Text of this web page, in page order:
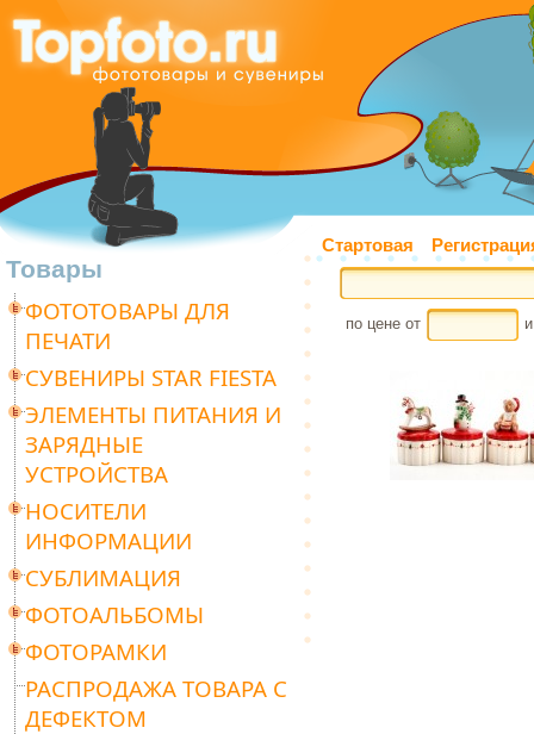
Стартовая
Товары
ФОТОТОВАРЫ ДЛЯ
ПЕЧАТИ
СУВЕНИРЫ STAR FIESTA
ЭЛЕМЕНТЫ ПИТАНИЯ И
ЗАРЯДНЫЕ
УСТРОЙСТВА
НОСИТЕЛИ
ИНФОРМАЦИИ
СУБЛИМАЦИЯ
ФОТОАЛЬБОМЫ
ФОТОРАМКИ
РАСПРОДАЖА ТОВАРА С
ДЕФЕКТОМ
по цене от